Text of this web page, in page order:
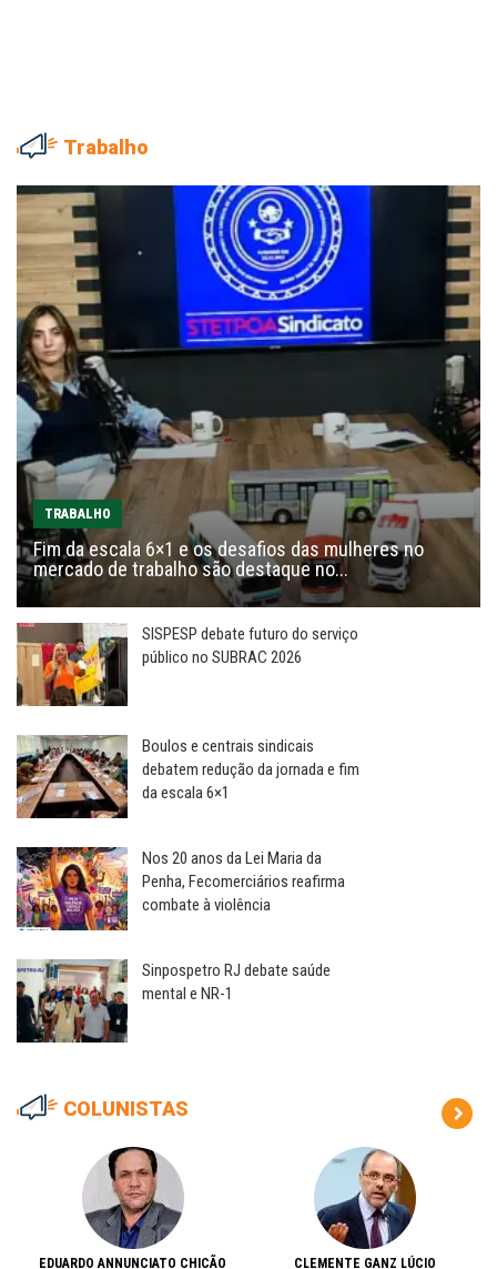
Trabalho
TRABALHO
Fim da escala 6×1 e os desafios das mulheres no
mercado de trabalho são destaque no...
SISPESP debate futuro do serviço
público no SUBRAC 2026
Boulos e centrais sindicais
debatem redução da jornada e fim
da escala 6×1
Nos 20 anos da Lei Maria da
Penha, Fecomerciários reafirma
combate à violência
Sinpospetro RJ debate saúde
mental e NR-1
COLUNISTAS
EDUARDO ANNUNCIATO CHICÃO CLEMENTE GANZ LÚCIO